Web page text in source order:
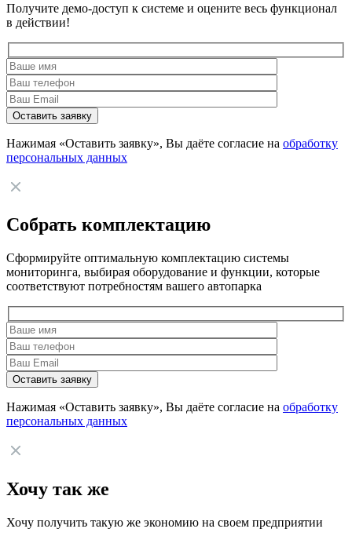
Получите демо-доступ к системе и оцените весь функционал
в действии!
Нажимая «Оставить заявку», Вы даёте согласие на обработку
персональных данных
Собрать комплектацию
Сформируйте оптимальную комплектацию системы
мониторинга, выбирая оборудование и функции, которые
соответствуют потребностям вашего автопарка
Нажимая «Оставить заявку», Вы даёте согласие на обработку
персональных данных
Хочу так же
Хочу получить такую же экономию на своем предприятии